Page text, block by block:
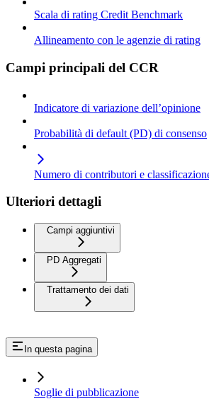
Scala di rating Credit Benchmark
Allineamento con le agenzie di rating
Campi principali del CCR
Indicatore di variazione dell’opinione
Probabilità di default (PD) di consenso
Numero di contributori e
Ulteriori dettagli
Campi aggiuntivi
PD Aggregati
Trattamento dei dati
In questa pagina
Soglie di pubblicazione